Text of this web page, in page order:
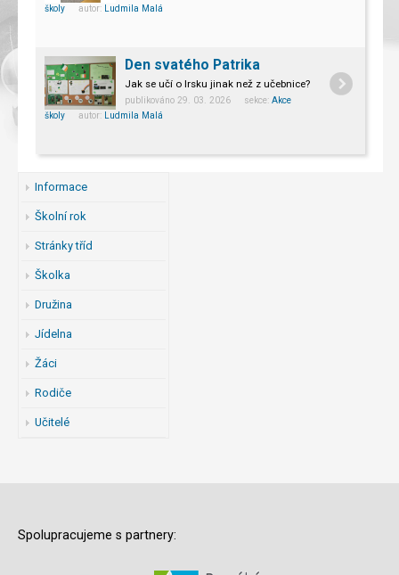
školy autor: Ludmila Malá
Den svatého Patrika
Jak se učí o Irsku jinak než z učebnice? Osmáci to
publikováno 29. 03. 2026 sekce: Akce
školy autor: Ludmila Malá
Informace
Školní rok
Stránky tříd
Školka
Družina
Jídelna
Žáci
Rodiče
Učitelé
Spolupracujeme s partnery: